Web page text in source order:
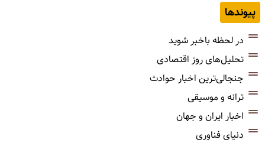
پیوندها
در لحظه باخبر شوید
تحلیل‌های روز اقتصادی
جنجالی‌ترین اخبار حوادث
ترانه و موسیقی
اخبار ایران و جهان
دنیای فناوری